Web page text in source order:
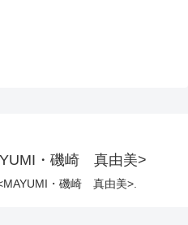
・磯崎 真由美>
・磯崎 真由美>.